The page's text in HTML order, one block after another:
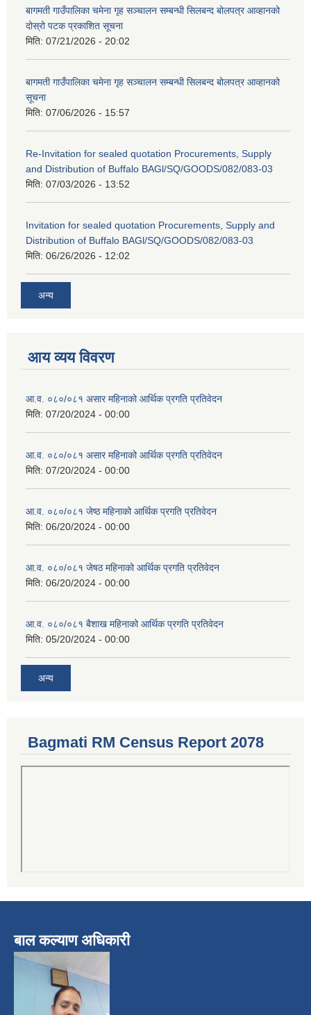
बागमती गाउँपालिका चमेना गृह सञ्चालन सम्बन्धी सिलबन्द बोलपत्र आव्हानको
दोस्रो पटक प्रकाशित सूचना
मिति: 07/21/2026 - 20:02
बागमती गाउँपालिका चमेना गृह सञ्चालन सम्बन्धी सिलबन्द बोलपत्र आव्हानको
सूचना
मिति: 07/06/2026 - 15:57
Re-Invitation for sealed quotation Procurements, Supply
and Distribution of Buffalo BAGl/SQ/GOODS/082/083-03
मिति: 07/03/2026 - 13:52
Invitation for sealed quotation Procurements, Supply and
Distribution of Buffalo BAGl/SQ/GOODS/082/083-03
मिति: 06/26/2026 - 12:02
अन्य
आय व्यय विवरण
आ.व. ०८०/०८१ असार महिनाको आर्थिक प्रगति प्रतिवेदन
मिति: 07/20/2024 - 00:00
आ.व. ०८०/०८१ असार महिनाको आर्थिक प्रगति प्रतिवेदन
मिति: 07/20/2024 - 00:00
आ.व. ०८०/०८१ जेष्ठ महिनाको आर्थिक प्रगति प्रतिवेदन
मिति: 06/20/2024 - 00:00
आ.व. ०८०/०८१ जेषठ महिनाको आर्थिक प्रगति प्रतिवेदन
मिति: 06/20/2024 - 00:00
आ.व. ०८०/०८१ बैशाख महिनाको आर्थिक प्रगति प्रतिवेदन
मिति: 05/20/2024 - 00:00
अन्य
Bagmati RM Census Report 2078
बाल कल्याण अधिकारी